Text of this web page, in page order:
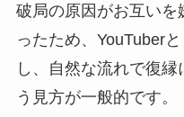
破局の原因がお互い
ったため、YouTuber
し、自然な流れで復
う見方が一般的です。